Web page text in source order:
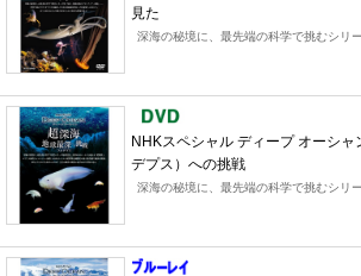
見た
深海の秘境に、最先端の科学で挑むシリ
NHKスペシャル ディープ オーシ
デプス）への挑戦
深海の秘境に、最先端の科学で挑むシリ